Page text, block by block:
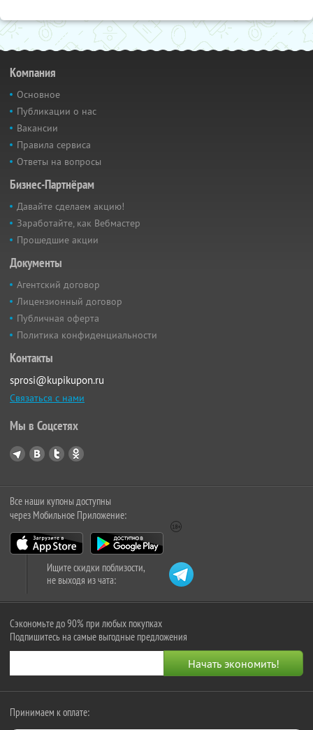
Компания
Основное
Публикации о нас
Вакансии
Правила сервиса
Ответы на вопросы
Бизнес-Партнёрам
Давайте сделаем акцию!
Заработайте, как Вебмастер
Прошедшие акции
Документы
Агентский договор
Лицензионный договор
Публичная оферта
Политика конфиденциальности
Контакты
sprosi@kupikupon.ru
Связаться с нами
Мы в Соцсетях
Все наши купоны доступны
через Мобильное Приложение:
Ищите скидки поблизости,
не выходя из чата:
Сэкономьте до 90% при любых покупках
Подпишитесь на самые выгодные предложения
Принимаем к оплате: